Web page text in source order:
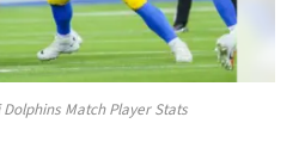
Match Player Stats